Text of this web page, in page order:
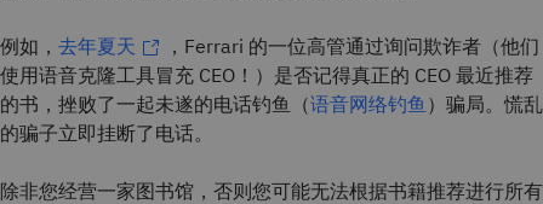
例如， 去年夏天
，Ferrari 的一位高管通过询问欺诈者（他们
使用语音克隆工具冒充 CEO！）是否记得真正的 CEO 最近推荐
的书，挫败了一起未遂的电话钓鱼（语音网络钓鱼 ）骗局。慌乱
的骗子立即挂断了电话。
除非您经营一家图书馆，否则您可能无法根据书籍推荐进行所有